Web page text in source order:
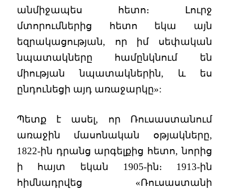
անմիջապես հետո։ Լուրջ
մտորումներից հետո եկա այն
եզրակացության, որ իմ սեփական
նպատակները համընկնում են
միության նպատակներին, և ես
ընդունեցի այդ առաջարկը»:
Պետք է ասել, որ Ռուսաստանում
առաջին մասոնական օթյակները,
1822-ին դրանց արգելքից հետո, նորից
ի հայտ եկան 1905-ին։ 1913-ին
հիմնադրվեց «Ռուսաստանի